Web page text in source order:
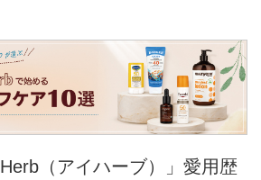
（アイハーブ）」愛用歴